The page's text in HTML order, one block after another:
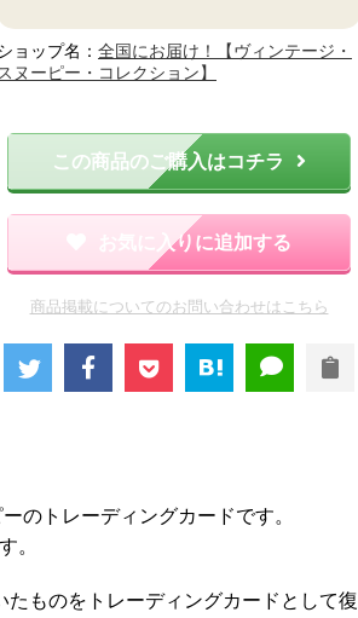
ョップ名： 全国にお届け！【ヴィンテージ・
スヌーピー・コレクション】
この商品のご購入はコチラ
お気に入りに追加する
商品掲載についてのお問い合わせはこちら
のトレーディングカードです。
。
ものをトレーディングカードとして復